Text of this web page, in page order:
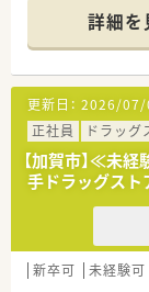
頑張り次
■経験や
半スタート
■職種や職
修を用意
■薬剤師が
種多様に
■店舗拡大
トのポジシ
■在宅や教
とも可能
■その他
域は多種
■在宅実施
詳細を
更新日： 2026/07/
正社員
ドラッグ
【加賀市】≪未
手ドラッグスト
新卒可 未経験可